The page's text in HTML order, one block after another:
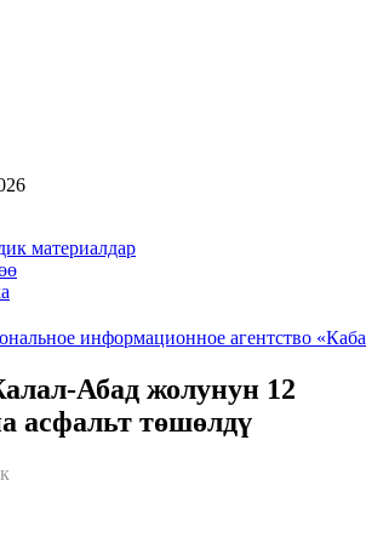
материалдар
Абад жолунун 12
төшөлдү